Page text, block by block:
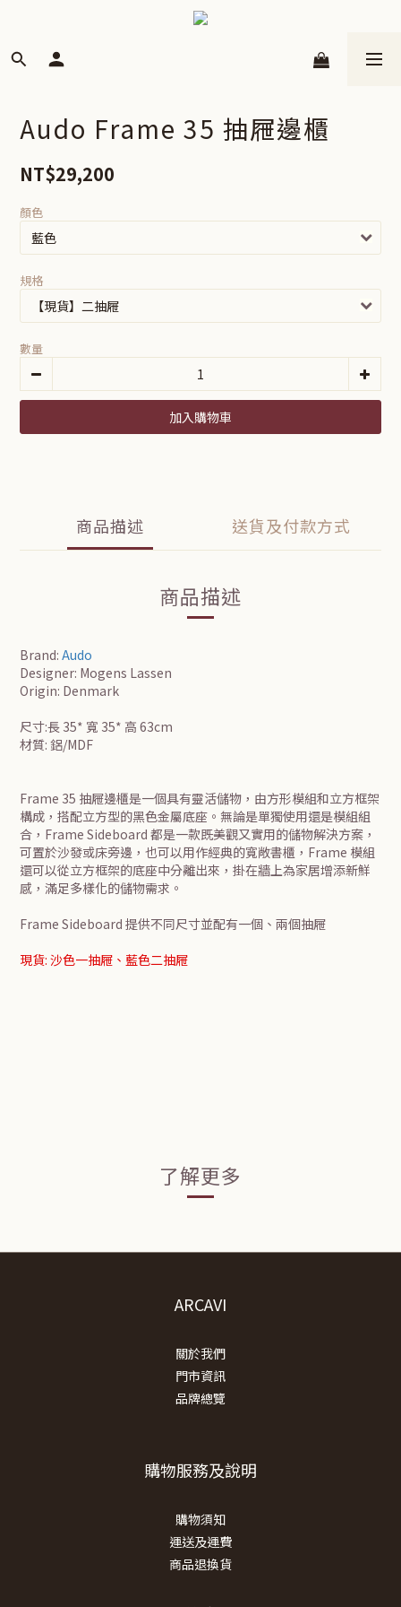
Audo Frame 35 抽屜邊櫃
NT$29,200
顏色
規格
數量
加入購物車
商品描述 送貨及付款方式
商品描述
Brand: Audo
Designer: Mogens Lassen
Origin: Denmark
尺寸:長 35* 寬 35* 高 63cm
材質: 鋁/MDF
Frame 35 抽屜邊櫃是一個具有靈活儲物，由方形模組和立方框架
構成，搭配立方型的黑色金屬底座。無論是單獨使用還是模組組
合，Frame Sideboard 都是一款既美觀又實用的儲物解決方案，
可置於沙發或床旁邊，也可以用作經典的寬敞書櫃，Frame 模組
還可以從立方框架的底座中分離出來，掛在牆上為家居增添新鮮
感，滿足多樣化的儲物需求。
Frame Sideboard 提供不同尺寸並配有一個、兩個抽屜
現貨: 沙色一抽屜、藍色二抽屜
了解更多
ARCAVI
關於我們
門市資訊
品牌總覽
購物服務及說明
購物須知
運送及運費
商品退換貨